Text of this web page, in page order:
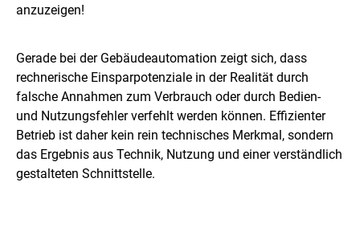
anzuzeigen!
Gerade bei der Gebäudeautomation zeigt sich, dass
rechnerische Einsparpotenziale in der Realität durch
falsche Annahmen zum Verbrauch oder durch Bedien-
und Nutzungsfehler verfehlt werden können. Effizienter
Betrieb ist daher kein rein technisches Merkmal, sondern
das Ergebnis aus Technik, Nutzung und einer verständlich
gestalteten Schnittstelle.